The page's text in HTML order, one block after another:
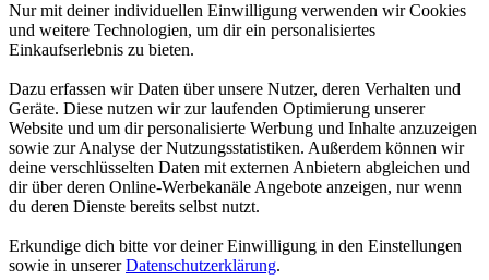
Nur mit deiner individuellen Einwilligung verwenden wir Cookies
und weitere Technologien, um dir ein personalisiertes
Einkaufserlebnis zu bieten.
Dazu erfassen wir Daten über unsere Nutzer, deren Verhalten und
Geräte. Diese nutzen wir zur laufenden Optimierung unserer
Website und um dir personalisierte Werbung und Inhalte anzuzeigen
sowie zur Analyse der Nutzungsstatistiken. Außerdem können wir
deine verschlüsselten Daten mit externen Anbietern abgleichen und
dir über deren Online-Werbekanäle Angebote anzeigen, nur wenn
du deren Dienste bereits selbst nutzt.
Erkundige dich bitte vor deiner Einwilligung in den Einstellungen
sowie in unsererDatenschutzerklärung.